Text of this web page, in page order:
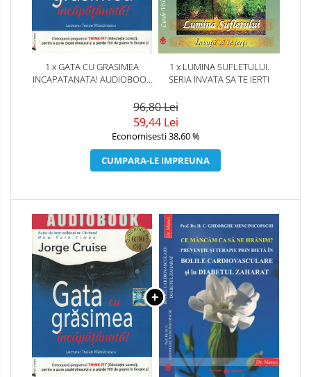
1 x GATA CU GRASIMEA
INCAPATANATA! AUDIOBOOK
1 x LUMINA SUFLETULUI.
SERIA INVATA SA TE IERTI
96,80 Lei
59,44 Lei
Economisesti 38,60 %
CUMPARA-LE IMPREUNA